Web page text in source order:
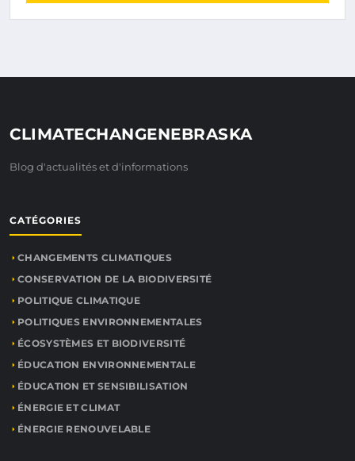
CLIMATECHANGENEBRASKA
Blog d'actualités et d'informations
CATÉGORIES
CHANGEMENTS CLIMATIQUES
CONSERVATION DE LA BIODIVERSITÉ
POLITIQUE CLIMATIQUE
POLITIQUES ENVIRONNEMENTALES
ÉCOSYSTÈMES ET BIODIVERSITÉ
ÉDUCATION ENVIRONNEMENTALE
ÉDUCATION ET SENSIBILISATION
ÉNERGIE ET CLIMAT
ÉNERGIE RENOUVELABLE